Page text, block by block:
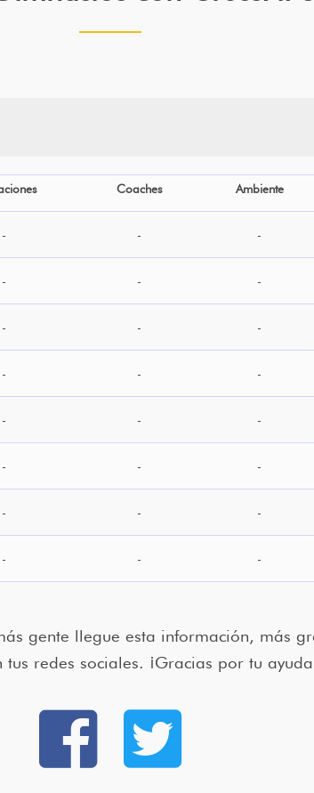
Coaches Ambiente
- - -
- - -
- - -
- - -
- - -
- - -
- - -
- - -
gente llegue esta información, más
redes sociales. ¡Gracias por tu